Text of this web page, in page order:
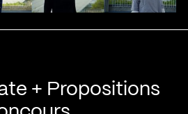
+ Propositions